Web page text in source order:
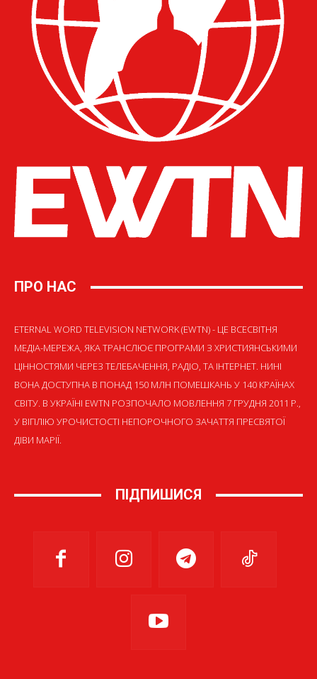
ПРО НАС
ETERNAL WORD TELEVISION NETWORK (EWTN) - ЦЕ ВСЕСВІТНЯ
МЕДІА-МЕРЕЖА, ЯКА ТРАНСЛЮЄ ПРОГРАМИ З ХРИСТИЯНСЬКИМИ
ЦІННОСТЯМИ ЧЕРЕЗ ТЕЛЕБАЧЕННЯ, РАДІО, ТА ІНТЕРНЕТ. НИНІ
ВОНА ДОСТУПНА В ПОНАД 150 МЛН ПОМЕШКАНЬ У 140 КРАЇНАХ
СВІТУ. В УКРАЇНІ EWTN РОЗПОЧАЛО МОВЛЕННЯ 7 ГРУДНЯ 2011 Р.,
У ВІГІЛІЮ УРОЧИСТОСТІ НЕПОРОЧНОГО ЗАЧАТТЯ ПРЕСВЯТОЇ
ДІВИ МАРІЇ.
ПІДПИШИСЯ